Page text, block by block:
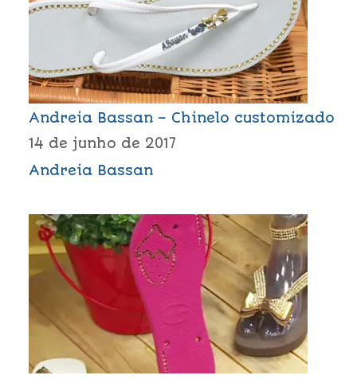
Andreia Bassan – Chinelo customizado
14 de junho de 2017
Andreia Bassan